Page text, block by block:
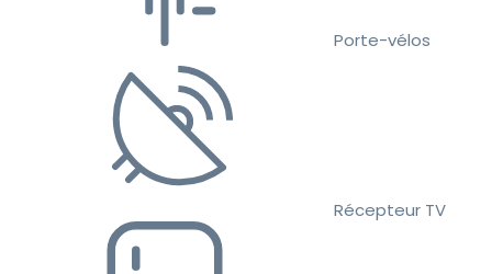
Porte-vélos
Récepteur TV